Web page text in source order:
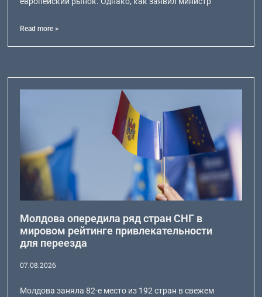
Read more >
Молдова опередила ряд стран СНГ в
мировом рейтинге привлекательности
для переезда
07.08.2026
Молдова заняла 82-е место из 192 стран в свежем